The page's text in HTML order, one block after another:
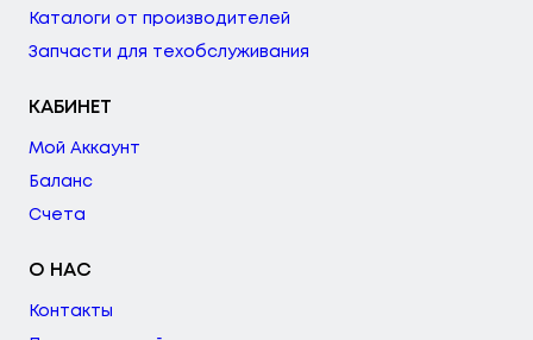
Каталоги от производителей
Запчасти для техобслуживания
КАБИНЕТ
Мой Аккаунт
Баланс
Счета
О НАС
Контакты